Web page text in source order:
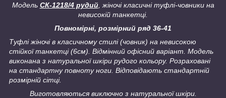
Модель СК-1218/4 рудий, жіночі класичні туфлі-човники на
невисокій танкетці.
Повномірні, розмірний ряд 36-41
Туфлі жіночі в класичному стилі (човник) на невисокою
стійкої танкетці (6см). Відмінний офісний варіант. Модель
виконана з натуральної шкіри рудого кольору. Розраховані
на стандартну повноту ноги. Відповідають стандартній
розмірній сітці.
Виготовляються виключно з натуральної шкіри.